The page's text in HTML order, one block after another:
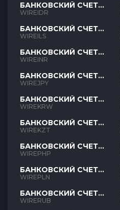
БАНКОВСКИЙ СЧЕТ
IDR
WIREIDR
БАНКОВСКИЙ СЧЕТ
ILS
WIREILS
БАНКОВСКИЙ СЧЕТ
INR
WIREINR
БАНКОВСКИЙ СЧЕТ
JPY
WIREJPY
БАНКОВСКИЙ СЧЕТ
KRW
WIREKRW
БАНКОВСКИЙ СЧЕТ
KZT
WIREKZT
БАНКОВСКИЙ СЧЕТ
PHP
WIREPHP
БАНКОВСКИЙ СЧЕТ
PLN
WIREPLN
БАНКОВСКИЙ СЧЕТ
RUB
WIRERUB